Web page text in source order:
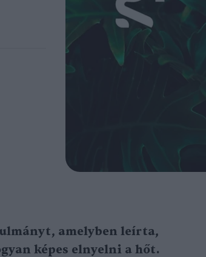
amelyben leírta,
képes elnyelni a hőt.